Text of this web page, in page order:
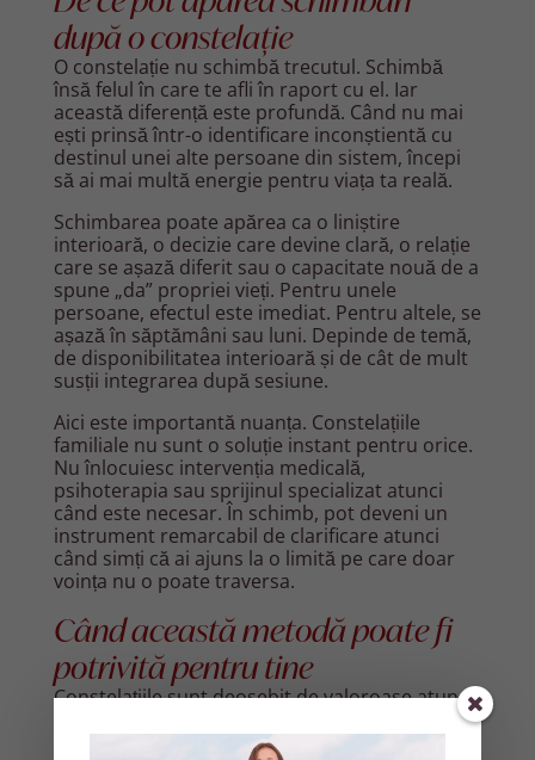
după o constelație
O constelație nu schimbă trecutul. Schimbă
însă felul în care te afli în raport cu el. Iar
această diferență este profundă. Când nu mai
ești prinsă într-o identificare inconștientă cu
destinul unei alte persoane din sistem, începi
să ai mai multă energie pentru viața ta reală.
Schimbarea poate apărea ca o liniștire
interioară, o decizie care devine clară, o relație
care se așază diferit sau o capacitate nouă de a
spune „da” propriei vieți. Pentru unele
persoane, efectul este imediat. Pentru altele, se
așază în săptămâni sau luni. Depinde de temă,
de disponibilitatea interioară și de cât de mult
susții integrarea după sesiune.
Aici este importantă nuanța. Constelațiile
familiale nu sunt o soluție instant pentru orice.
Nu înlocuiesc intervenția medicală,
psihoterapia sau sprijinul specializat atunci
când este necesar. În schimb, pot deveni un
instrument remarcabil de clarificare atunci
când simți că ai ajuns la o limită pe care doar
voința nu o poate traversa.
Când această metodă poate fi
potrivită pentru tine
Constelațiile sunt deosebit de valoroase atunci
când te confrunți cu tipare repetitive. Relații în
care alegi același tip de partener, dificultăți în a